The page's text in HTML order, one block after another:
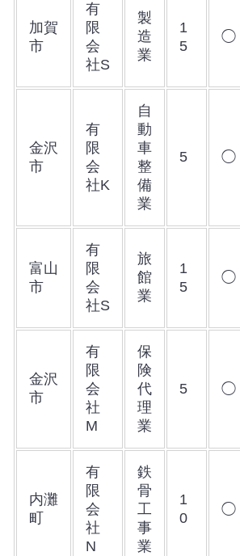
加賀
市
有
限
会
社S
製
造
業
1
5
◯
金沢
市
有
限
会
社K
自
動
車
整
備
業
5 ◯
富山
市
有
限
会
社S
旅
館
業
1
5
◯
金沢
市
有
限
会
社
M
保
険
代
理
業
5 ◯
内灘
町
有
限
会
社
N
鉄
骨
工
事
業
1
0
◯